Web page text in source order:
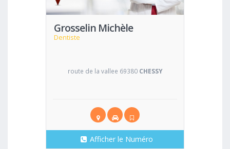
Grosselin Michèle
Dentiste
route de la vallee 69380 CHESSY
Afficher le Numéro